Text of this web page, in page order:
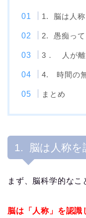
1. 脳は人称
2. 愚痴っ
3． 人が離
4. 時間の
まとめ
1. 脳は人称を
まず、脳科学的なこ
脳は「人称」を認識